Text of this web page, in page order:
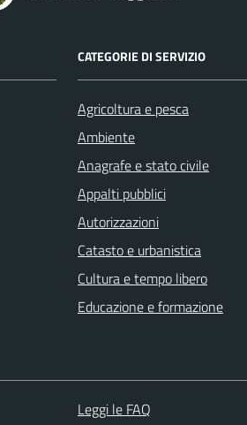
CATEGORIE DI SERVIZIO
Agricoltura e pesca
Ambiente
Anagrafe e stato civile
Appalti pubblici
Autorizzazioni
Catasto e urbanistica
Cultura e tempo libero
Educazione e formazione
Leggi le FAQ